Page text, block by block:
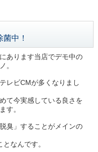
中！
あります当店でデモ中の
。
レビCMが多くなりまし
て今実感している良さを
す。
脱臭」することがメインの
なんです。